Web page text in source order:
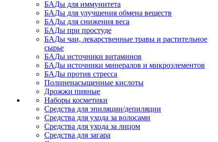
БАДы для иммунитета
БАДы для улучшения обмена веществ
БАДы для снижения веса
БАДы при простуде
БАДы чаи, лекарственные травы и растительное
сырье
БАДы источники витаминов
БАДы источники минералов и микроэлементов
БАДы против стресса
Полиненасыщенные кислоты
Дрожжи пивные
Наборы косметики
Средства для эпиляции/депиляции
Средства для ухода за волосами
Средства для ухода за лицом
Средства для загара